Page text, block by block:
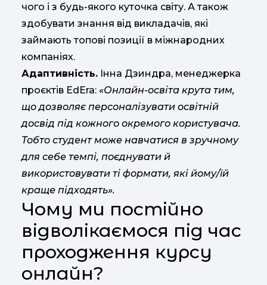
чого і з будь-якого куточка світу. А також
здобувати знання від викладачів, які
займають топові позиції в міжнародних
компаніях.
Адаптивність. Інна Дзиндра, менеджерка
проєктів EdEra: «Онлайн-освіта крута тим,
що дозволяє персоналізувати освітній
досвід під кожного окремого користувача.
Тобто студент може навчатися в зручному
для себе темпі, поєднувати й
використовувати ті формати, які йому/їй
краще підходять».
Чому ми постійно
відволікаємося під час
проходження курсу
онлайн?